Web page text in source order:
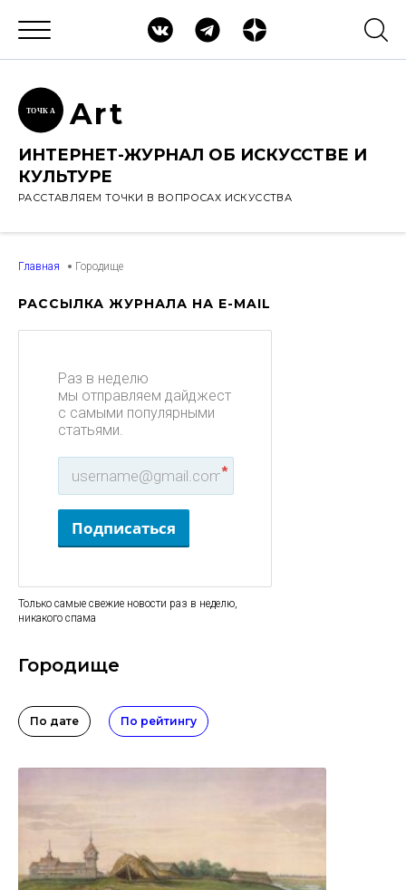
ТОЧК А Art
ИНТЕРНЕТ-ЖУРНАЛ ОБ ИСКУССТВЕ И
КУЛЬТУРЕ
РАССТАВЛЯЕМ ТОЧКИ В ВОПРОСАХ ИСКУССТВА
Главная Городище
РАССЫЛКА ЖУРНАЛА НА E-MAIL
Раз в неделю
мы отправляем дайджест
с самыми популярными
статьями.
*
Подписаться
Только самые свежие новости раз в неделю,
никакого спама
Городище
По дате По рейтингу